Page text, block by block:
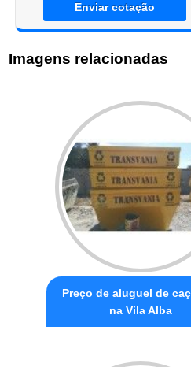
Enviar cotação
Imagens relacionadas
Preço de aluguel de
na Vila Alba